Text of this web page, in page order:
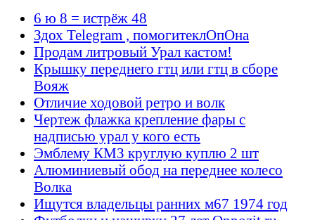
6 ю 8 = истрёж 48
Здох Telegram , помогитеклОпОна
Продам литровый Урал кастом!
Крышку переднего гтц или гтц в сборе
Вояж
Отличие ходовой ретро и волк
Чертеж флажка крепление фары с
надписью урал у кого есть
Эмблему КМЗ круглую куплю 2 шт
Алюминиевый обод на переднее колесо
Волка
Ищутся владельцы ранних м67 1974 год